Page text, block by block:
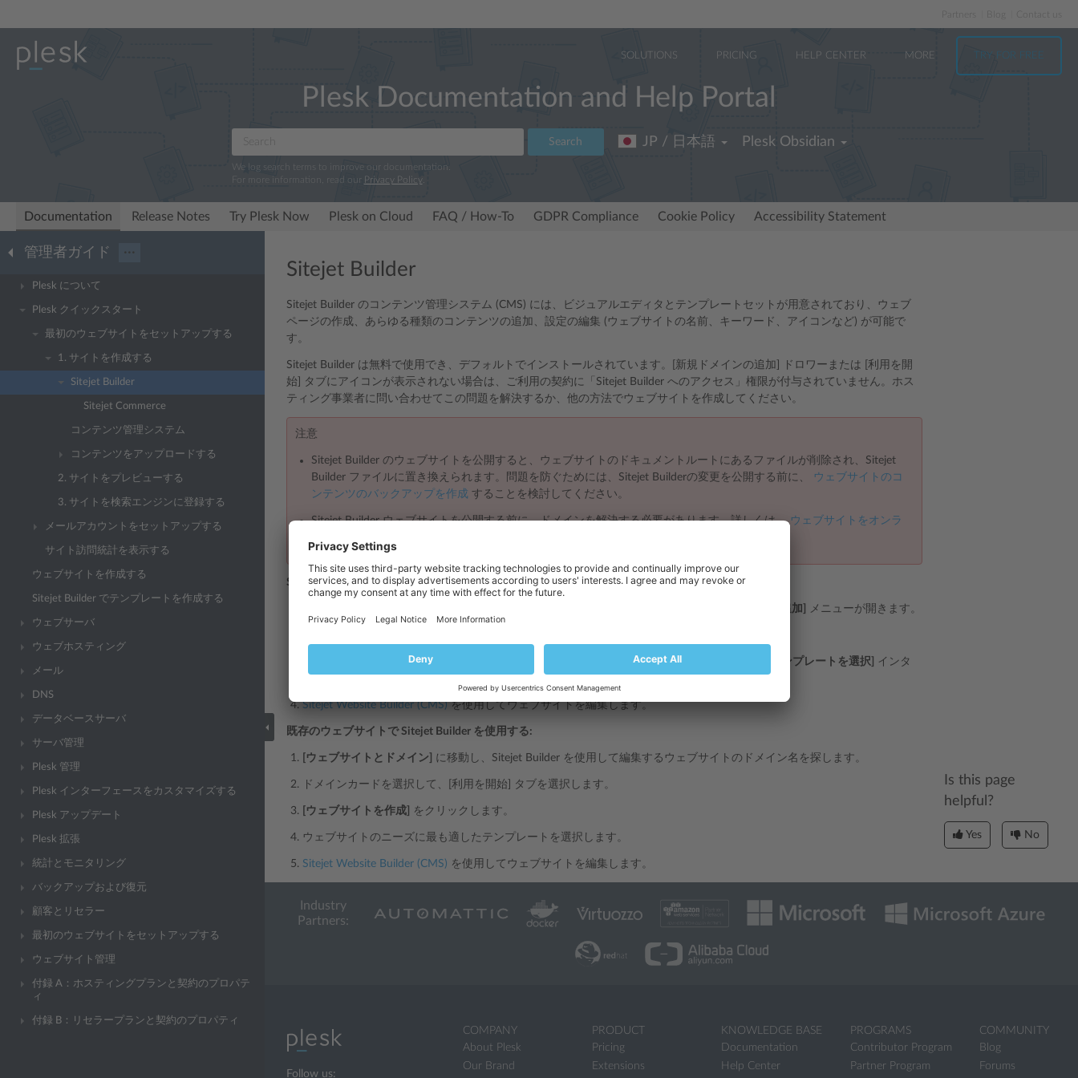
Partners
SOLUTIONS PRICING HELP CENTER MORE TRY FOR FREE
Plesk Documentation and Help Portal
Search
We log search terms to improve our documentation.
For more information, read our Privacy Policy.
JP / 日本語 Plesk Obsidian
Documentation Release Notes Try Plesk Now Plesk on Cloud FAQ / How-To GDPR Compliance Cookie Policy Accessibility Statement
管理者ガイド ···
Plesk について
Plesk クイックスタート
最初のウェブサイトをセットアップする
1. サイトを作成する
Sitejet Builder
Sitejet Commerce
コンテンツ管理システム
コンテンツをアップロードする
2. サイトをプレビューする
3. サイトを検索エンジンに登録する
メールアカウントをセットアップする
サイト訪問統計を表示する
ウェブサイトを作成する
Sitejet Builder でテンプレートを作成する
ウェブサーバ
ウェブホスティング
メール
DNS
データベースサーバ
サーバ管理
Plesk 管理
Plesk インターフェースをカスタマイズする
Plesk アップデート
Plesk 拡張
統計とモニタリング
バックアップおよび復元
顧客とリセラー
最初のウェブサイトをセットアップする
ウェブサイト管理
付録 A：ホスティングプランと契約のプロパテ
ィ
付録 B：リセラープランと契約のプロパティ
Sitejet Builder
Sitejet Builder のコンテンツ管理システム (CMS) には、ビジュアルエディタとテンプレートセットが用意されており、ウェブ
ページの作成、あらゆる種類のコンテンツの追加、設定の編集 (ウェブサイトの名前、キーワード、アイコンなど) が可能で
す。
Sitejet Builder は無料で使用でき、デフォルトでインストールされています。[新規ドメインの追加] ドロワーまたは [利用を開
始] タブにアイコンが表示されない場合は、ご利用の契約に「Sitejet Builder へのアクセス」権限が付与されていません。ホス
ティング事業者に問い合わせてこの問題を解決するか、他の方法でウェブサイトを作成してください。
注意
Sitejet Builder のウェブサイトを公開すると、ウェブサイトのドキュメントルートにあるファイルが削除され、Sitejet
Builder ファイルに置き換えられます。問題を防ぐためには、Sitejet Builderの変更を公開する前に、
ウェブサイトのコ
ンテンツのバックアップを作成 することを検討してください。
Sitejet Builder ウェブサイトを公開する前に、ドメインを解決する必要があります。詳しくは、 ウェブサイトをオンラ
Sitejet Builder でウェブサイトを作成する:
[新規ドメインの追加] メニューが開きます。
ウェブサイト情報を入力し、 をクリックします。Sitejet Builder の [テンプレートを選択]
インタ
Sitejet Website Builder (CMS)を使用してウェブサイトを編集します。
既存のウェブサイトで Sitejet Builder を使用する:
[ウェブサイトとドメイン] に移動し、Sitejet Builder を使用して編集するウェブサイトのドメイン名を探します。
ドメインカードを選択して、[利用を開始] タブを選択します。
[ウェブサイトを作成] をクリックします。
ウェブサイトのニーズに最も適したテンプレートを選択します。
Sitejet Website Builder (CMS) を使用してウェブサイトを編集します。
Is this page
helpful?
Yes No
Industry
Partners:
Follow us:
COMPANY
About Plesk
Our Brand
PRODUCT
Pricing
Extensions
KNOWLEDGE BASE
Documentation
Help Center
PROGRAMS
Contributor Program
Partner Program
COMMUNITY
Blog
Forums